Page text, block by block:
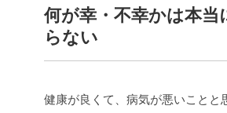
何が幸・不幸かは本当
らない
健康が良くて、病気が悪いことと